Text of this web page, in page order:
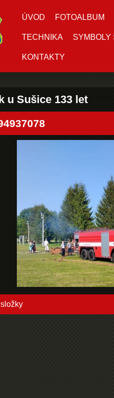
ÚVOD FOTOALBUM
TECHNIKA SYMBOLY
KONTAKTY
u Sušice 133 let